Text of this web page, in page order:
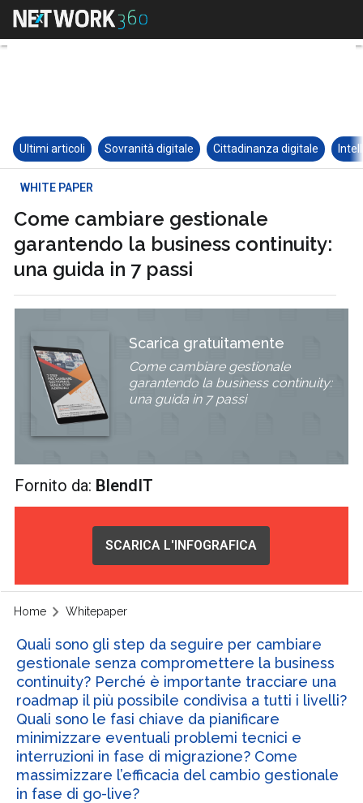
Ultimi articoli Sovranità digitale Cittadinanza digitale
WHITE PAPER
Come cambiare gestionale
garantendo la business continuity:
una guida in 7 passi
Scarica gratuitamente
Come cambiare gestionale
garantendo la business continuity:
una guida in 7 passi
Fornito da: BlendIT
SCARICA L'INFOGRAFICA
Home Whitepaper
Quali sono gli step da seguire per cambiare
gestionale senza compromettere la business
continuity? Perché è importante tracciare una
roadmap il più possibile condivisa a tutti i livelli?
Quali sono le fasi chiave da pianificare
minimizzare eventuali problemi tecnici e
interruzioni in fase di migrazione? Come
massimizzare l’efficacia del cambio gestionale
in fase di go-live?